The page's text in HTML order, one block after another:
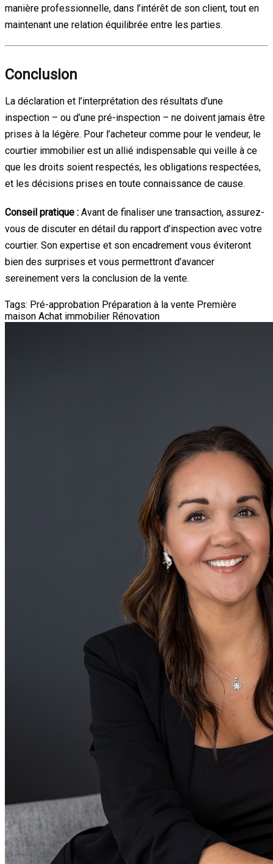
manière professionnelle, dans l’intérêt de son client, tout en
maintenant une relation équilibrée entre les parties.
Conclusion
La déclaration et l’interprétation des résultats d’une
inspection – ou d’une pré-inspection – ne doivent jamais être
prises à la légère. Pour l’acheteur comme pour le vendeur, le
courtier immobilier est un allié indispensable qui veille à ce
que les droits soient respectés, les obligations respectées,
et les décisions prises en toute connaissance de cause.
Conseil pratique : Avant de finaliser une transaction, assurez-
vous de discuter en détail du rapport d’inspection avec votre
courtier. Son expertise et son encadrement vous éviteront
bien des surprises et vous permettront d’avancer
sereinement vers la conclusion de la vente.
Tags: Pré-approbation Préparation à la vente Première
maison Achat immobilier Rénovation